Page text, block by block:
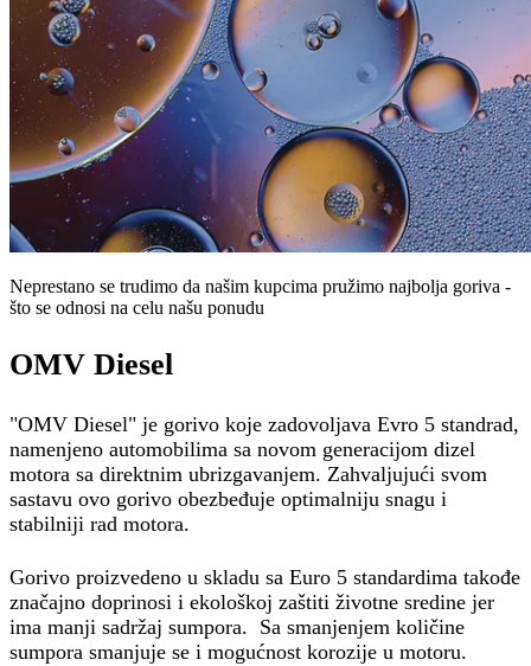
Neprestano se trudimo da našim kupcima pružimo najbolja goriva -
što se odnosi na celu našu ponudu
OMV Diesel
"OMV Diesel" je gorivo koje zadovoljava Evro 5 standrad,
namenjeno automobilima sa novom generacijom dizel
motora sa direktnim ubrizgavanjem. Zahvaljujući svom
sastavu ovo gorivo obezbeđuje optimalniju snagu i
stabilniji rad motora.
Gorivo proizvedeno u skladu sa Euro 5 standardima takođe
značajno doprinosi i ekološkoj zaštiti životne sredine jer
ima manji sadržaj sumpora. Sa smanjenjem količine
sumpora smanjuje se i mogućnost korozije u motoru.